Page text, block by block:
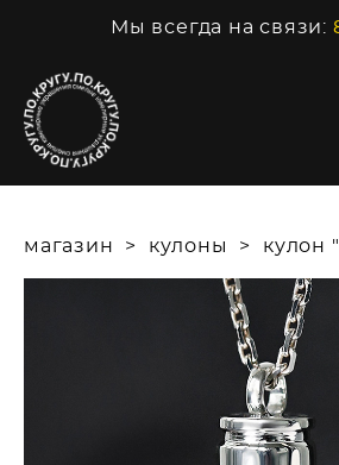
Мы всегда на связи:
магазин > кулоны > кулон